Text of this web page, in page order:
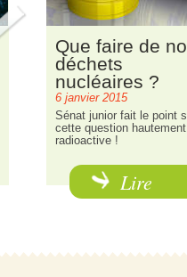
Que faire de
déchets
nucléaires ?
6 janvier 2015
Sénat junior fait le point
cette question hautement
radioactive !
Lire